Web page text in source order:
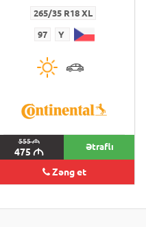
265/35 R18 XL
97 Y
555M
475 M Ətraflı
Zəng et